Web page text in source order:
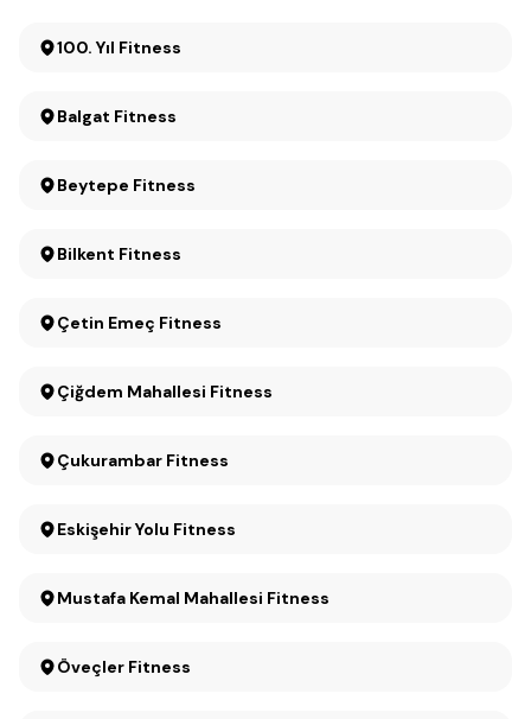
100. Yıl Fitness
Balgat Fitness
Beytepe Fitness
Bilkent Fitness
Çetin Emeç Fitness
Çiğdem Mahallesi Fitness
Çukurambar Fitness
Eskişehir Yolu Fitness
Mustafa Kemal Mahallesi Fitness
Öveçler Fitness